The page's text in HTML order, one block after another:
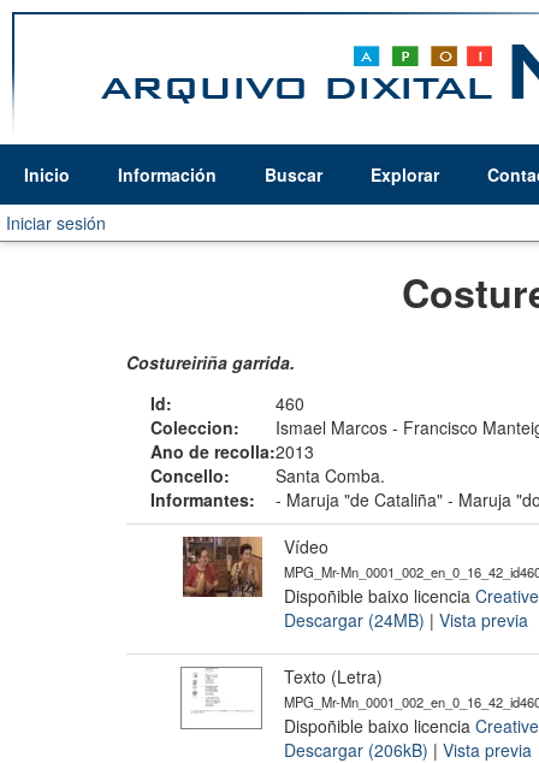
Inicio Información Buscar Explorar
Iniciar sesión
Costureiriña garrida.
Id:
460
Coleccion:
Ismael Marcos - Francisco
Ano de recolla:2013
Concello:
Santa Comba.
Informantes:
- Maruja "de Cataliña" - Maruja
Vídeo
MPG_Mr-
Dispoñible baixo licencia
Descargar (24MB) | Vista previa
Texto (Letra)
MPG_Mr-
Dispoñible baixo licencia
Descargar (206kB) | Vista previa